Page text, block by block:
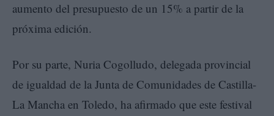
aumento del presupuesto de un 15% a partir de la
próxima edición.
Por su parte, Nuria Cogolludo, delegada provincial
de igualdad de la Junta de Comunidades de Castilla-
La Mancha en Toledo, ha afirmado que este festival